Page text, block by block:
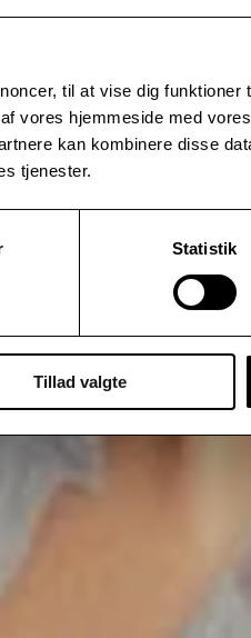
til at vise dig funktioner
vores hjemmeside med
kan kombinere disse
tjenester.
Statistik
Tillad valgte